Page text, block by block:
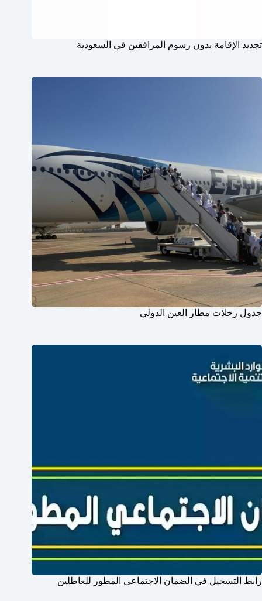
تجديد الإقامة بدون رسوم المرافقين في السعودية
جدول رحلات مطار العين الدولي
رابط التسجيل في الضمان الاجتماعي المطور للعاطلين